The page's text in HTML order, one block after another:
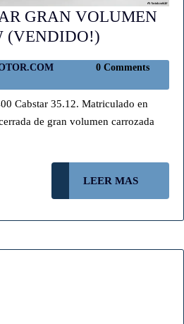
GRAN VOLUMEN
(VENDIDO!)
GRAN
VOLUMEN
007MOTOR.COM
0 Comments
Cabstar 35.12. Matriculado en
de gran volumen carrozada
LEER MAS
MAS